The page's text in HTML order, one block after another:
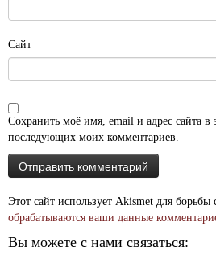
Сайт
Сохранить моё имя, email и адрес сайта в
последующих моих комментариев.
Этот сайт использует Akismet для борьбы
обрабатываются ваши данные
Вы можете с нами связаться: